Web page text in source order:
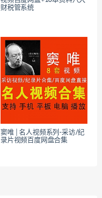
财税管系统
窦唯│名人视频系列-采访/纪
录片视频百度网盘合集